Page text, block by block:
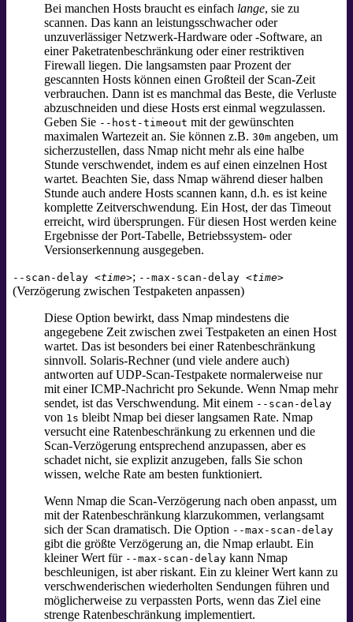
Bei manchen Hosts braucht es einfach lange, sie zu
scannen. Das kann an leistungsschwacher oder
unzuverlässiger Netzwerk-Hardware oder -Software, an
einer Paketratenbeschränkung oder einer restriktiven
Firewall liegen. Die langsamsten paar Prozent der
gescannten Hosts können einen Großteil der Scan-Zeit
verbrauchen. Dann ist es manchmal das Beste, die Verluste
abzuschneiden und diese Hosts erst einmal wegzulassen.
Geben Sie --host-timeout mit der gewünschten
maximalen Wartezeit an. Sie können z.B. 30m angeben, um
sicherzustellen, dass Nmap nicht mehr als eine halbe
Stunde verschwendet, indem es auf einen einzelnen Host
wartet. Beachten Sie, dass Nmap während dieser halben
Stunde auch andere Hosts scannen kann, d.h. es ist keine
komplette Zeitverschwendung. Ein Host, der das Timeout
erreicht, wird übersprungen. Für diesen Host werden keine
Ergebnisse der Port-Tabelle, Betriebssystem- oder
Versionserkennung ausgegeben.
--scan-delay <time>; --max-scan-delay <time>
(Verzögerung zwischen Testpaketen anpassen)
Diese Option bewirkt, dass Nmap mindestens die
angegebene Zeit zwischen zwei Testpaketen an einen Host
wartet. Das ist besonders bei einer Ratenbeschränkung
sinnvoll. Solaris-Rechner (und viele andere auch)
antworten auf UDP-Scan-Testpakete normalerweise nur
mit einer ICMP-Nachricht pro Sekunde. Wenn Nmap mehr
sendet, ist das Verschwendung. Mit einem --scan-delay
von 1s bleibt Nmap bei dieser langsamen Rate. Nmap
versucht eine Ratenbeschränkung zu erkennen und die
Scan-Verzögerung entsprechend anzupassen, aber es
schadet nicht, sie explizit anzugeben, falls Sie schon
wissen, welche Rate am besten funktioniert.
Wenn Nmap die Scan-Verzögerung nach oben anpasst, um
mit der Ratenbeschränkung klarzukommen, verlangsamt
sich der Scan dramatisch. Die Option --max-scan-delay
gibt die größte Verzögerung an, die Nmap erlaubt. Ein
kleiner Wert für --max-scan-delay kann Nmap
beschleunigen, ist aber riskant. Ein zu kleiner Wert kann zu
verschwenderischen wiederholten Sendungen führen und
möglicherweise zu verpassten Ports, wenn das Ziel eine
strenge Ratenbeschränkung implementiert.